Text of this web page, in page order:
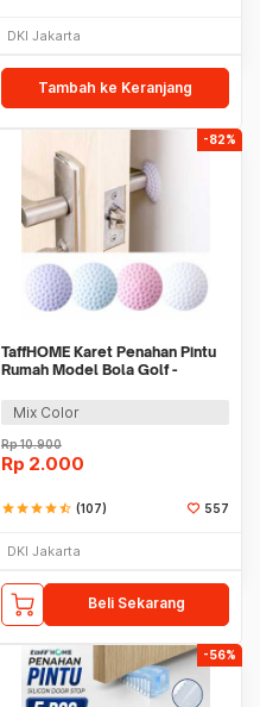
DKI Jakarta
Tambah ke Keranjang
-82%
TaffHOME Karet Penahan Pintu
Rumah Model Bola Golf -
Mix Color
Rp10.900
Rp 2.000
starstarstarstarstar_half (107) 557
DKI Jakarta
Beli Sekarang
-56%